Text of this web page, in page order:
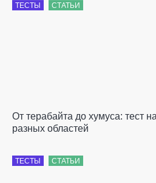
ТЕСТЫ СТАТЬИ
От терабайта до хумуса: тест
разных областей
ТЕСТЫ СТАТЬИ